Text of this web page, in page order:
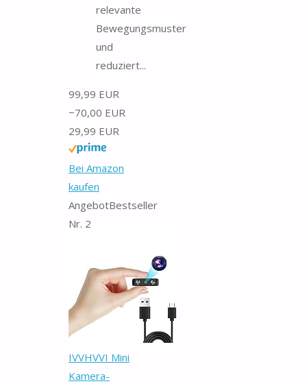
relevante
Bewegungsmuster
und
reduziert...
99,99 EUR
−70,00 EUR
29,99 EUR
Bei Amazon
kaufen
AngebotBestseller
Nr. 2
IVVHVVI Mini
Kamera-